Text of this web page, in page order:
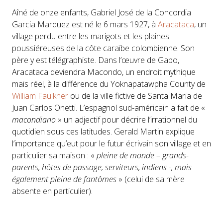
Aîné de onze enfants, Gabriel José de la Concordia
Garcia Marquez est né le 6 mars 1927, à Aracataca, un
village perdu entre les marigots et les plaines
poussiéreuses de la côte caraïbe colombienne. Son
père y est télégraphiste. Dans l’œuvre de Gabo,
Aracataca deviendra Macondo, un endroit mythique
mais réel, à la différence du Yoknapatawpha County de
William Faulkner ou de la ville fictive de Santa Maria de
Juan Carlos Onetti. L’espagnol sud-américain a fait de «
macondiano » un adjectif pour décrire l’irrationnel du
quotidien sous ces latitudes. Gerald Martin explique
l’importance qu’eut pour le futur écrivain son village et en
particulier sa maison : « pleine de monde – grands-
parents, hôtes de passage, serviteurs, indiens -, mais
également pleine de fantômes » (celui de sa mère
absente en particulier).